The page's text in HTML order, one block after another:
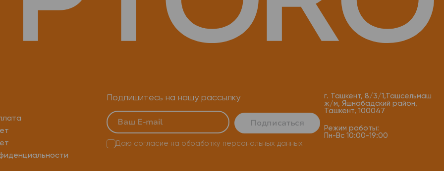
Подпишитесь на нашу рассылку
Подписаться
Даю согласие на обработку персональных данных
г. Ташкент, 8/3/1,Ташсельмаш
ж/м, Яшнабадский район,
Ташкент, 100047
Режим работы:
Пн-Вс 10:00-19:00